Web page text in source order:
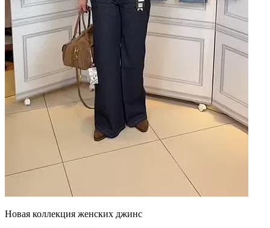
Новая коллекция женских джинс